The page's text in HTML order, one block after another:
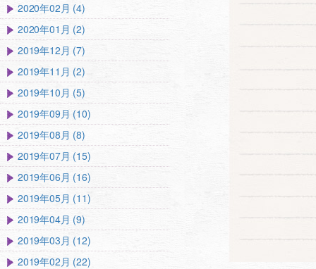
2020年02月 (4)
2020年01月 (2)
2019年12月 (7)
2019年11月 (2)
2019年10月 (5)
2019年09月 (10)
2019年08月 (8)
2019年07月 (15)
2019年06月 (16)
2019年05月 (11)
2019年04月 (9)
2019年03月 (12)
2019年02月 (22)